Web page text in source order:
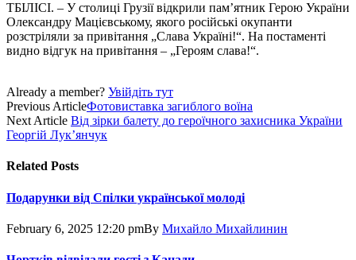
ТБІЛІСІ. – У столиці Грузії відкрили пам’ятник Герою України
Олек­сандру Мацієвському, якого російські окупанти
розстріляли за привітання „Слава Україні!“. На постаменті
видно відгук на привітання – „Героям слава!“.
Already a member? Увійдіть тут
Previous ArticleФотовиставка загиблого воїна
Next Article Від зірки балету до героїчного захисника України
Георгій Лук’янчук
Related Posts
Подарунки від Спілки української молоді
February 6, 2025 12:20 pmBy Михайло Михайлинин